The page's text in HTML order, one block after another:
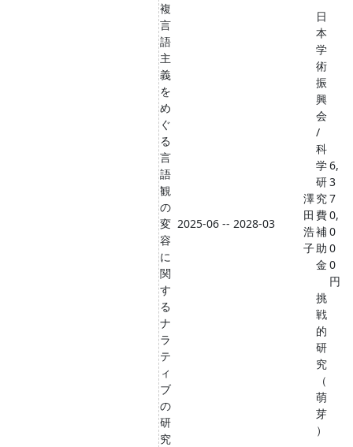
複
言
語
主
義
を
め
ぐ
る
言
語
観
の
変
容
に
関
す
る
ナ
ラ
テ
ィ
ブ
の
研
究
2025-06 -- 2028-03
澤
田
浩
子
日
本
学
術
振
興
会
/
科
学
研
究
費
補
助
金
挑
戦
的
研
究
（
萌
芽
）
6,
3
7
0,
0
0
0
円